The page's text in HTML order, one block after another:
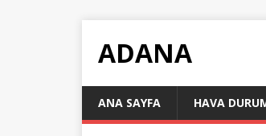
ADANA
ANA SAYFA HAVA